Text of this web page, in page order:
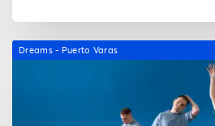
Dreams - Puerto Varas